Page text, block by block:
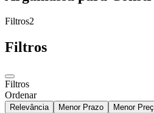
Filtros2
Filtros
Filtros
Ordenar
Relevância Menor Prazo Menor